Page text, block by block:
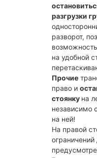
разгрузки
разворот,
на удобной
Прочие
право и
стоянку на
независимо
на ней!
На правой
ограничений